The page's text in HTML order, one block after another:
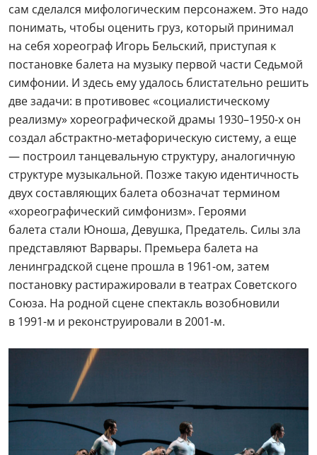
сам сделался мифологическим персонажем. Это надо
понимать, чтобы оценить груз, который принимал
на себя хореограф Игорь Бельский, приступая к
постановке балета на музыку первой части Седьмой
симфонии. И здесь ему удалось блистательно решить
две задачи: в противовес «социалистическому
реализму» хореографической драмы 1930–1950-х он
создал абстрактно-метафорическую систему, а еще
— построил танцевальную структуру, аналогичную
структуре музыкальной. Позже такую идентичность
двух составляющих балета обозначат термином
«хореографический симфонизм». Героями
балета стали Юноша, Девушка, Предатель. Силы зла
представляют Варвары. Премьера балета на
ленинградской сцене прошла в 1961-ом, затем
постановку растиражировали в театрах Советского
Союза. На родной сцене спектакль возобновили
в 1991-м и реконструировали в 2001-м.